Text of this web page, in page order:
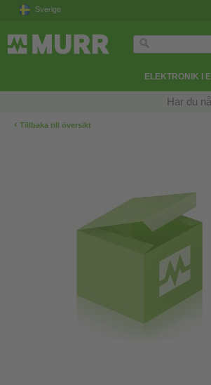
Sverige
ELEKTRONIK I
Har du
‹ Tillbaka till översikt